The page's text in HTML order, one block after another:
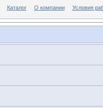
Каталог О компании Условия